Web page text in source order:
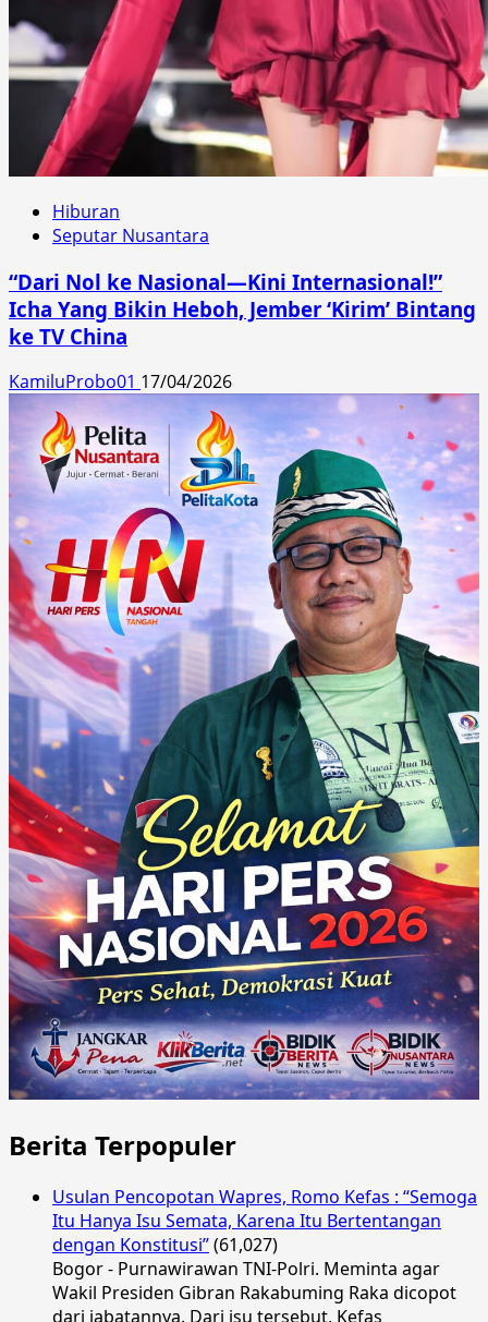
Hiburan
Seputar Nusantara
“Dari Nol ke Nasional—Kini Internasional!”
Icha Yang Bikin Heboh, Jember ‘Kirim’ Bintang
ke TV China
KamiluProbo01 17/04/2026
Berita Terpopuler
Usulan Pencopotan Wapres, Romo Kefas : “Semoga
Itu Hanya Isu Semata, Karena Itu Bertentangan
dengan Konstitusi”(61,027)
Bogor - Purnawirawan TNI-Polri. Meminta agar
Wakil Presiden Gibran Rakabuming Raka dicopot
dari jabatannya. Dari isu tersebut, Kefas